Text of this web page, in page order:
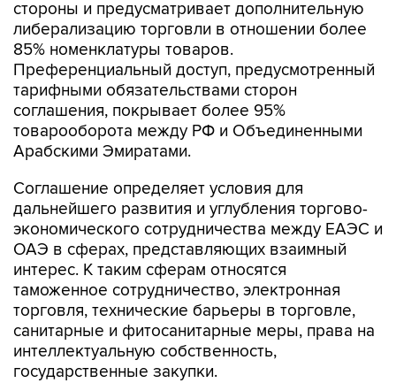
стороны и предусматривает дополнительную
либерализацию торговли в отношении более
85% номенклатуры товаров.
Преференциальный доступ, предусмотренный
тарифными обязательствами сторон
соглашения, покрывает более 95%
товарооборота между РФ и Объединенными
Арабскими Эмиратами.
Соглашение определяет условия для
дальнейшего развития и углубления торгово-
экономического сотрудничества между ЕАЭС и
ОАЭ в сферах, представляющих взаимный
интерес. К таким сферам относятся
таможенное сотрудничество, электронная
торговля, технические барьеры в торговле,
санитарные и фитосанитарные меры, права на
интеллектуальную собственность,
государственные закупки.